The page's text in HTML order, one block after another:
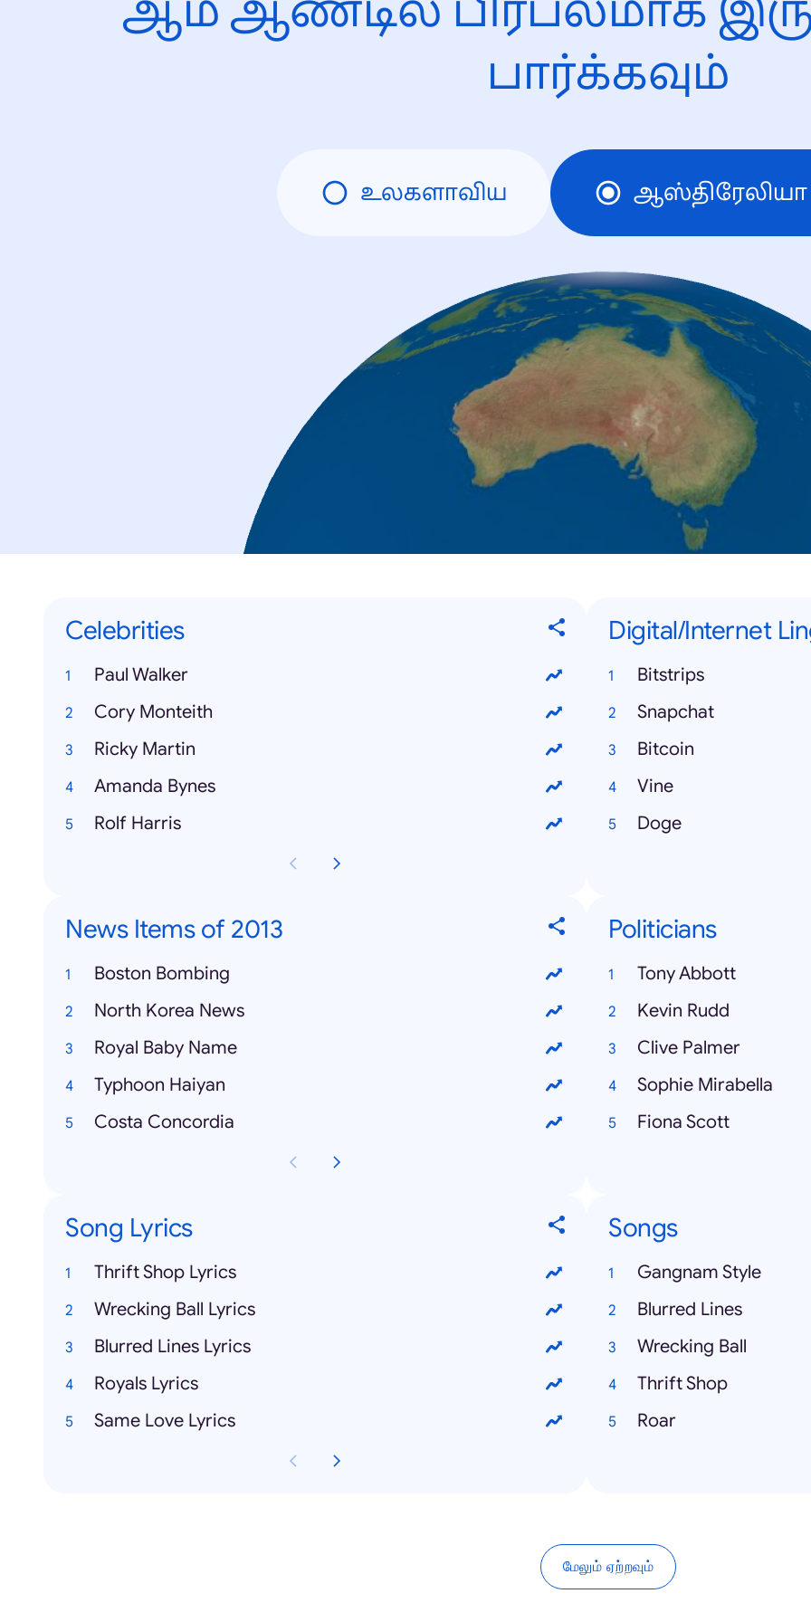
ஆம் ஆண்டில் பிரபலமாக
பார்க்கவும்
உலகளாவிய ஆஸ்திரேலியா
Celebrities
Paul Walker
Cory Monteith
Ricky Martin
Amanda Bynes
Rolf Harris
Digital/Internet
Bitstrips
Snapchat
Bitcoin
Vine
Doge
News Items of 2013
Boston Bombing
North Korea News
Royal Baby Name
Typhoon Haiyan
Costa Concordia
Politicians
Tony Abbott
Kevin Rudd
Clive Palmer
Sophie Mirabella
Fiona Scott
Song Lyrics
Thrift Shop Lyrics
Wrecking Ball Lyrics
Blurred Lines Lyrics
Royals Lyrics
Same Love Lyrics
Songs
Gangnam Style
Blurred Lines
Wrecking Ball
Thrift Shop
Roar
மேலும் ஏற்றவும்